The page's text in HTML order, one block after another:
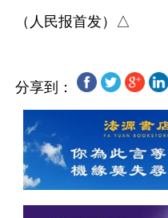
分享到：